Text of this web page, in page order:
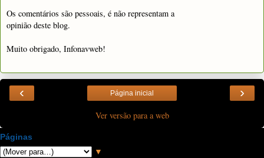
Os comentários são pessoais, é não representam a
opinião deste blog.
Muito obrigado, Infonavweb!
‹ ›
Página inicial
Ver versão para a web
Páginas
▼